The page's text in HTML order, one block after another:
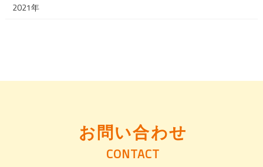
2021年
お問い合わせ
CONTACT